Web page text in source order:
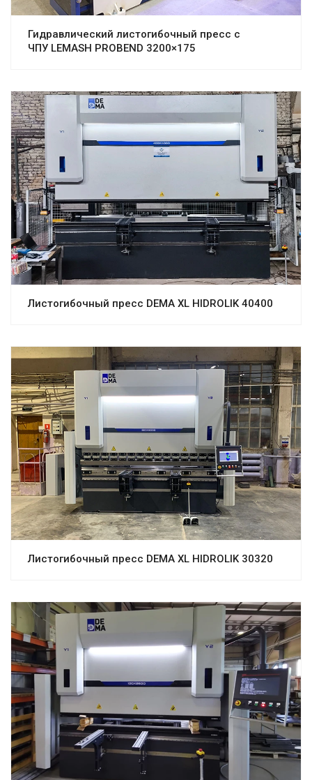
Гидравлический листогибочный пресс с
ЧПУ LEMASH PROBEND 3200×175
Листогибочный пресс DEMA XL HIDROLIK 40400
Листогибочный пресс DEMA XL HIDROLIK 30320